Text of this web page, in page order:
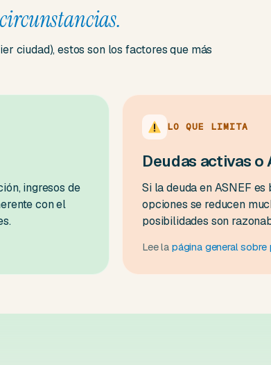
ciudad), estos son los factores que más
ingresos de
con el
LO QUE LIMITA
Deudas activas o
Si la deuda en ASNEF
opciones se reducen
posibilidades son
Lee la página general